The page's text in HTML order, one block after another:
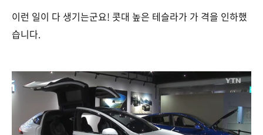
이런 일이 다 생기는군요! 콧대 높은 테슬라가 가 격을 인하했
습니다.